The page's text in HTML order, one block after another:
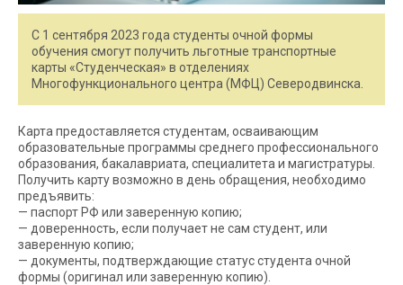
С 1 сентября 2023 года студенты очной формы
обучения смогут получить льготные транспортные
карты «Студенческая» в отделениях
Многофункционального центра (МФЦ) Северодвинска.
Карта предоставляется студентам, осваивающим
образовательные программы среднего профессионального
образования, бакалавриата, специалитета и магистратуры.
Получить карту возможно в день обращения, необходимо
предъявить:
— паспорт РФ или заверенную копию;
— доверенность, если получает не сам студент, или
заверенную копию;
— документы, подтверждающие статус студента очной
формы (оригинал или заверенную копию).